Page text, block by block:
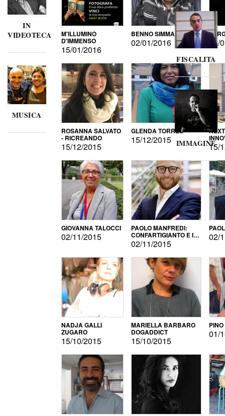
IN
VIDEOTECA
MUSICA
M'ILLUMINO
D'IMMENSO
15/01/2016
BENNO SIMMA
02/01/2016
ROSANNA SALVATO
- RICREANDO
15/12/2015
GLENDA TORRES
15/12/2015
15/
GIOVANNA TALOCCI
02/11/2015
PAOLO MANFREDI:
CONFARTIGIANTO E IL
SONDAGGIO
02/11/2015
02/
NADJA GALLI
ZUGARO
15/10/2015
MARIELLA BARBARO
DOGADDICT
15/10/2015
01/
FISCALITA
IMMAGINE